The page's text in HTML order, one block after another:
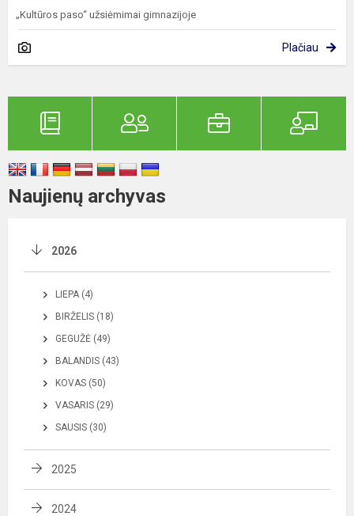
„Kultūros paso“ užsiėmimai gimnazijoje
Plačiau
Naujienų archyvas
2026
LIEPA (4)
BIRŽELIS (18)
GEGUŽĖ (49)
BALANDIS (43)
KOVAS (50)
VASARIS (29)
SAUSIS (30)
2025
2024